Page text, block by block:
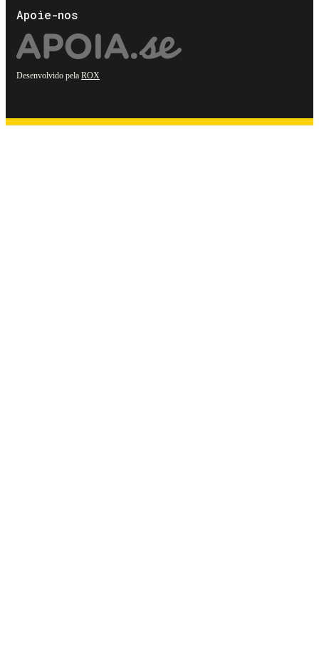
Apoie-nos
Desenvolvido pela ROX